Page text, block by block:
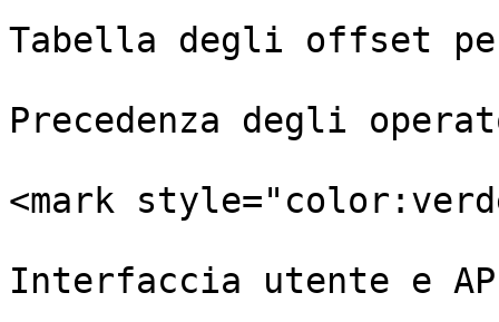
Tabella degli offset
Precedenza degli
<mark
Interfaccia utente e